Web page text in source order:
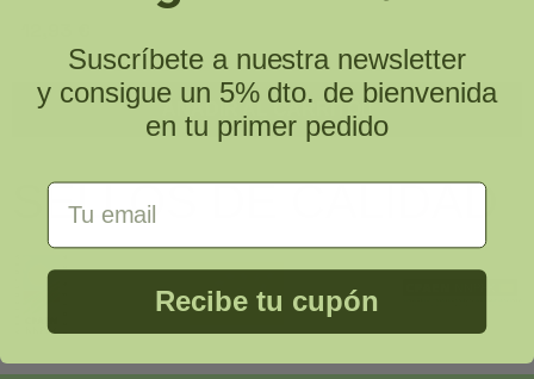
AÑADIR AL CARRITO
SELLOS DE CALIDAD
Suscríbete a nuestra newsletter
y consigue un 5% dto. de bienvenida
en tu primer pedido
Email Address
Recibe tu cupón